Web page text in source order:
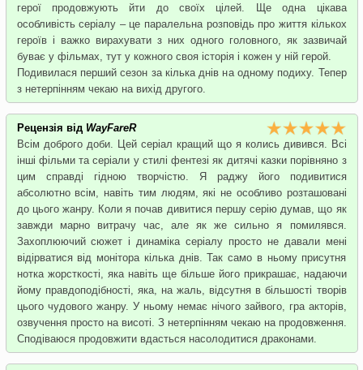
герої продовжують йти до своїх цілей. Ще одна цікава
особливість серіалу – це паралельна розповідь про життя кількох
героїв і важко вирахувати з них одного головного, як зазвичай
буває у фільмах, тут у кожного своя історія і кожен у ній герой.
Подивилася перший сезон за кілька днів на одному подиху. Тепер
з нетерпінням чекаю на вихід другого.
Рецензія від WayFareR
Всім доброго доби. Цей серіал кращий що я колись дивився. Всі
інші фільми та серіали у стилі фентезі як дитячі казки порівняно з
цим справді гідною творчістю. Я раджу його подивитися
абсолютно всім, навіть тим людям, які не особливо розташовані
до цього жанру. Коли я почав дивитися першу серію думав, що як
завжди марно витрачу час, але як же сильно я помилявся.
Захоплюючий сюжет і динаміка серіалу просто не давали мені
відірватися від монітора кілька днів. Так само в ньому присутня
нотка жорсткості, яка навіть ще більше його прикрашає, надаючи
йому правдоподібності, яка, на жаль, відсутня в більшості творів
цього чудового жанру. У ньому немає нічого зайвого, гра акторів,
озвучення просто на висоті. З нетерпінням чекаю на продовження.
Сподіваюся продовжити вдасться насолодитися драконами.